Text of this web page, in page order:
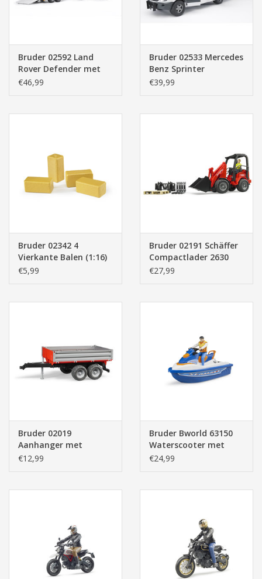
Bruder 02592 Land
Rover Defender met
Paardentrailer en
€46,99
Bruder 02533 Mercedes
Benz Sprinter
Paardentransport + 1
€39,99
Bruder 02342 4
Vierkante Balen (1:16)
€5,99
Bruder 02191 Schäffer
Compactlader 2630
met Bestuurder en
€27,99
Bruder 02019
Aanhanger met
Schotten (1:16)
€12,99
Bruder Bworld 63150
Waterscooter met
Bestuurder
€24,99